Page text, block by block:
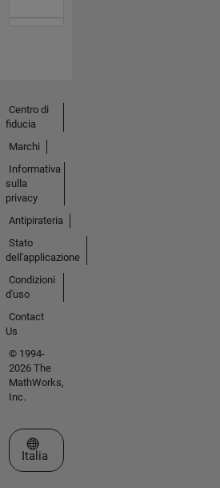
Centro di
fiducia
Marchi
Informativa
sulla
privacy
Antipirateria
Stato
dell'applicazione
Condizioni
d'uso
Contact
Us
© 1994-
2026 The
MathWorks,
Inc.
Seleziona un sito web
Italia